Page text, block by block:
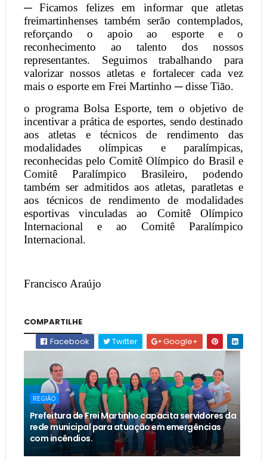
─ Ficamos felizes em informar que atletas
freimartinhenses também serão contemplados,
reforçando o apoio ao esporte e o
reconhecimento ao talento dos nossos
representantes. Seguimos trabalhando para
valorizar nossos atletas e fortalecer cada vez
mais o esporte em Frei Martinho ─ disse Tião.
o programa Bolsa Esporte, tem o objetivo de
incentivar a prática de esportes, sendo destinado
aos atletas e técnicos de rendimento das
modalidades olímpicas e paralímpicas,
reconhecidas pelo Comitê Olímpico do Brasil e
Comitê Paralímpico Brasileiro, podendo
também ser admitidos aos atletas, paratletas e
aos técnicos de rendimento de modalidades
esportivas vinculadas ao Comitê Olímpico
Internacional e ao Comitê Paralímpico
Internacional.
Francisco Araújo
COMPARTILHE
Facebook
Twitter Google+
REGIÃO
Prefeitura de Frei Martinho capacita servidores da
rede municipal para atuação em emergências
com incêndios.